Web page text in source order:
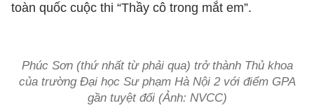
toàn quốc cuộc thi “Thầy cô trong mắt em”.
Phúc Sơn (thứ nhất từ phải qua) trở thành Thủ khoa
của trường Đại học Sư phạm Hà Nội 2 với điểm GPA
gần tuyệt đối (Ảnh: NVCC)